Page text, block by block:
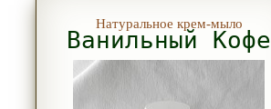
Натуральное крем-мыло
Ванильный Кофе